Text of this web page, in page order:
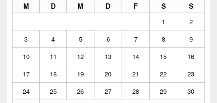
M D M D F S S
1
2
3
4 5 6 7 8
9
10
11 12 13 14 15
16
17
18 19 20 21 22
23
24
25 26 27 28 29
30